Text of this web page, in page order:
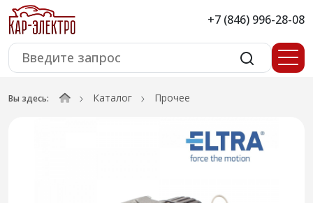
+7 (846) 996-28-08
Вы здесь: Каталог Прочее